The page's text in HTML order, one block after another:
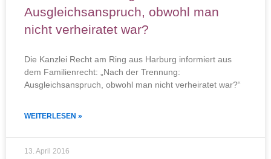
Ausgleichsanspruch, obwohl man
nicht verheiratet war?
Die Kanzlei Recht am Ring aus Harburg informiert aus
dem Familienrecht: „Nach der Trennung:
Ausgleichsanspruch, obwohl man nicht verheiratet war?“
WEITERLESEN »
13. April 2016